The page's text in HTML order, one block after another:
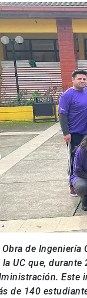
Obra de Ingeniería
la UC que, durante
ministración. Este
de 140